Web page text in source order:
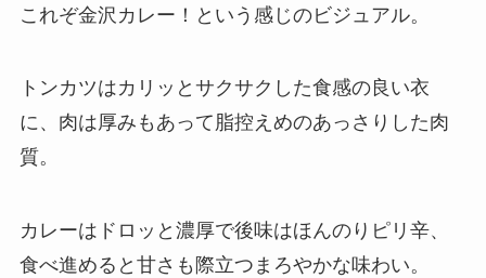
これぞ金沢カレー！という感じのビジュアル。
トンカツはカリッとサクサクした食感の良い衣
に、肉は厚みもあって脂控えめのあっさりした肉
質。
カレーはドロッと濃厚で後味はほんのりピリ辛、
食べ進めると甘さも際立つまろやかな味わい。